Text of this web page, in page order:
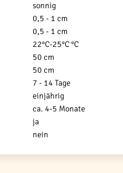
sonnig
0,5 - 1 cm
0,5 - 1 cm
22°C-25°C °C
50 cm
50 cm
7 - 14 Tage
einjährig
ca. 4-5 Monate
ja
nein